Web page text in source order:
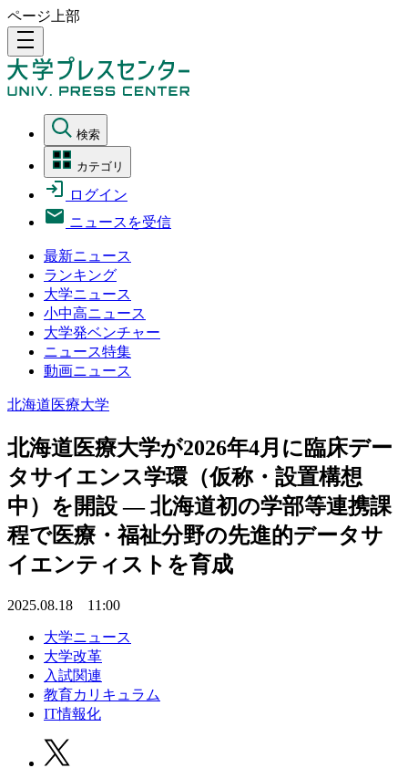
ページ上部
density_medium
検索
カテゴリ
ログイン
ニュースを受信
最新ニュース
ランキング
大学ニュース
小中高ニュース
大学発ベンチャー
ニュース特集
動画ニュース
北海道医療大学
北海道医療大学が2026年4月に臨床デー
タサイエンス学環（仮称・設置構想
中）を開設 ― 北海道初の学部等連携課
程で医療・福祉分野の先進的データサ
イエンティストを育成
2025.08.18 11:00
大学ニュース
大学改革
入試関連
教育カリキュラム
IT情報化